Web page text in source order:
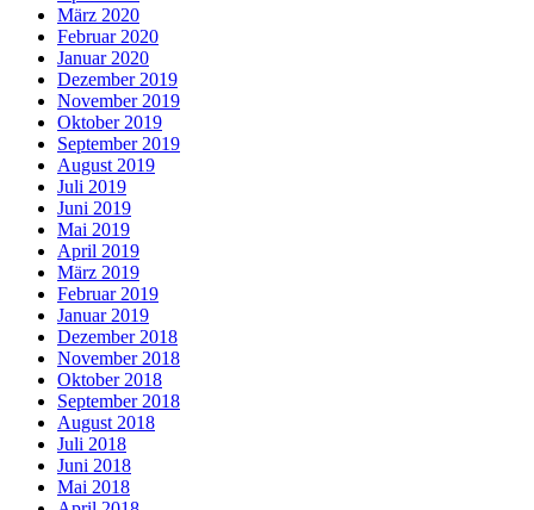
März 2020
Februar 2020
Januar 2020
Dezember 2019
November 2019
Oktober 2019
September 2019
August 2019
Juli 2019
Juni 2019
Mai 2019
April 2019
März 2019
Februar 2019
Januar 2019
Dezember 2018
November 2018
Oktober 2018
September 2018
August 2018
Juli 2018
Juni 2018
Mai 2018